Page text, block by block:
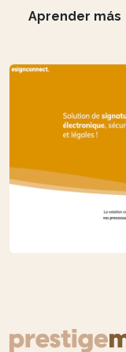
Aprender más